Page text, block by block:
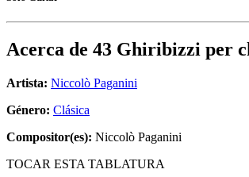
Acerca de 43 Ghiribizzi per
Artista: Niccolò Paganini
Género: Clásica
Compositor(es): Niccolò Paganini
TOCAR ESTA TABLATURA